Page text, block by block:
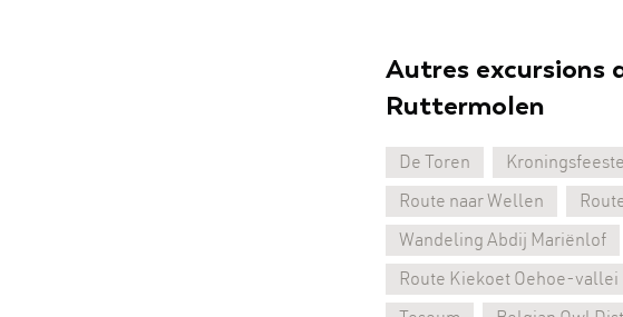
Autres excursions
Ruttermolen
De Toren
Route naar Wellen
Wandeling Abdij Mariënlof
Route Kiekoet Oehoe-vallei